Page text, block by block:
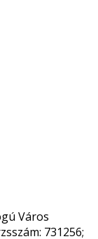
Város
731256;